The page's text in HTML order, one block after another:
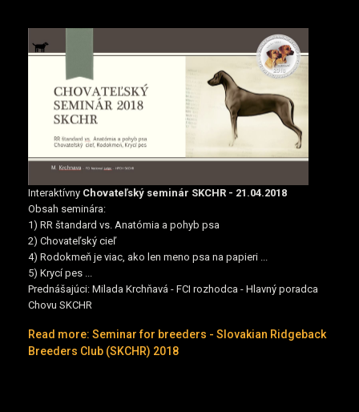
Interaktívny Chovateľský seminár SKCHR - 21.04.2018
Obsah seminára:
1) RR štandard vs. Anatómia a pohyb psa
2) Chovateľský cieľ
4) Rodokmeň je viac, ako len meno psa na papieri ...
5) Krycí pes ...
Prednášajúci: Milada Krchňavá - FCI rozhodca - Hlavný poradca
Chovu SKCHR
Read more: Seminar for breeders - Slovakian Ridgeback
Breeders Club (SKCHR) 2018